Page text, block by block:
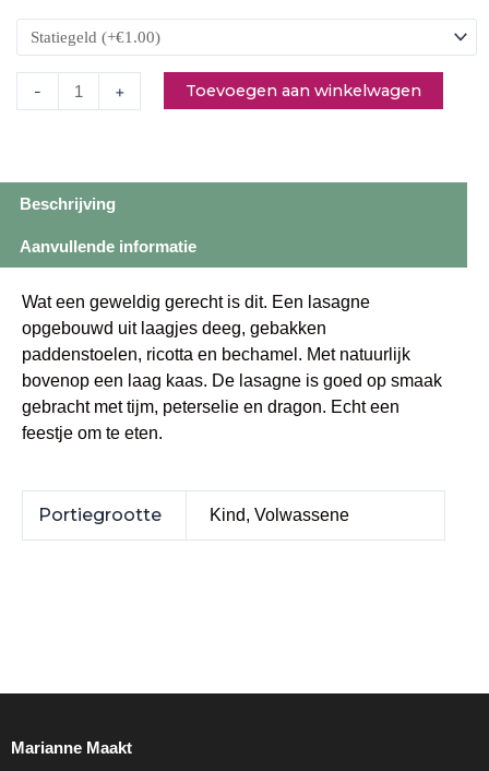
- + Toevoegen aan winkelwagen
Beschrijving
Aanvullende informatie
Wat een geweldig gerecht is dit. Een lasagne
opgebouwd uit laagjes deeg, gebakken
paddenstoelen, ricotta en bechamel. Met natuurlijk
bovenop een laag kaas. De lasagne is goed op smaak
gebracht met tijm, peterselie en dragon. Echt een
feestje om te eten.
Portiegrootte Kind, Volwassene
Marianne Maakt